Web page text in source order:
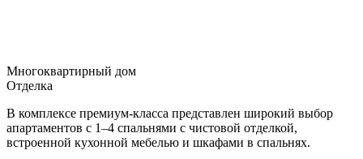
Многоквартирный дом
Отделка
В комплексе премиум-класса представлен широкий выбор
апартаментов с 1–4 спальнями с чистовой отделкой,
встроенной кухонной мебелью и шкафами в спальнях.